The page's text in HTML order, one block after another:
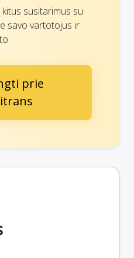
susitarimus su
savo vartotojus ir
prie